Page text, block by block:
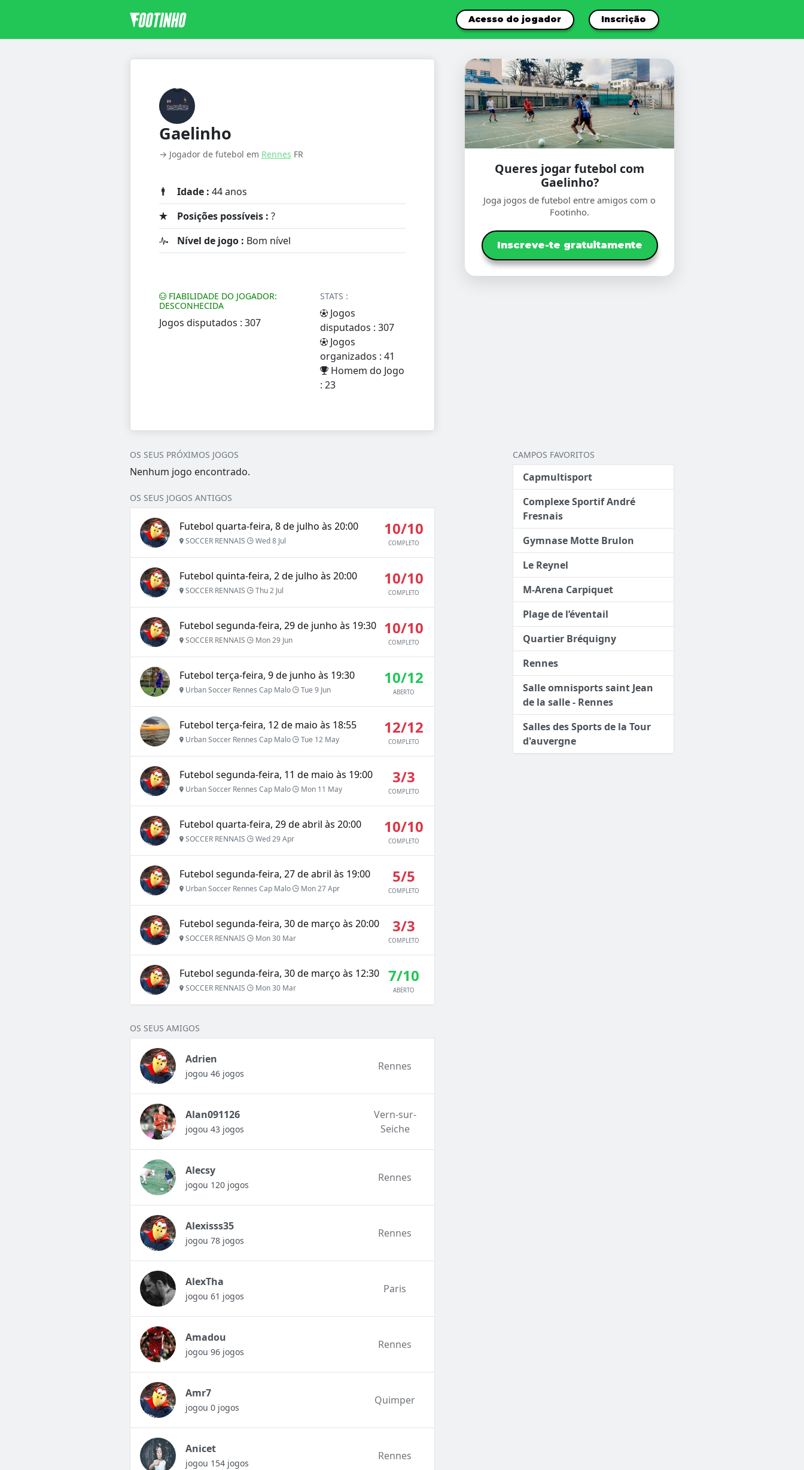
Acesso do jogador Inscrição
Gaelinho
→ Jogador de futebol em Rennes FR
Idade : 44 anos
Posições possíveis : ?
Nível de jogo : Bom nível
FIABILIDADE DO JOGADOR:
DESCONHECIDA
Jogos disputados : 307
STATS :
Jogos
disputados : 307
Jogos
organizados : 41
Homem do Jogo
: 23
Queres jogar futebol com
Gaelinho?
Joga jogos de futebol entre amigos com o
Footinho.
Inscreve-te gratuitamente
OS SEUS PRÓXIMOS JOGOS
Nenhum jogo encontrado.
OS SEUS JOGOS ANTIGOS
Futebol quarta-feira, 8 de julho às 20:00
SOCCER RENNAIS Wed 8 Jul
10/10
COMPLETO
Futebol quinta-feira, 2 de julho às 20:00
SOCCER RENNAIS Thu 2 Jul
10/10
COMPLETO
Futebol segunda-feira, 29 de junho às 19:30
SOCCER RENNAIS Mon 29 Jun
10/10
COMPLETO
Futebol terça-feira, 9 de junho às 19:30
Urban Soccer Rennes Cap Malo Tue 9 Jun
10/12
ABERTO
Futebol terça-feira, 12 de maio às 18:55
Urban Soccer Rennes Cap Malo Tue 12 May
12/12
COMPLETO
Futebol segunda-feira, 11 de maio às 19:00
Urban Soccer Rennes Cap Malo Mon 11 May
3/3
COMPLETO
Futebol quarta-feira, 29 de abril às 20:00
SOCCER RENNAIS Wed 29 Apr
10/10
COMPLETO
Futebol segunda-feira, 27 de abril às 19:00
Urban Soccer Rennes Cap Malo Mon 27 Apr
5/5
COMPLETO
Futebol segunda-feira, 30 de março às 20:00
SOCCER RENNAIS Mon 30 Mar
3/3
COMPLETO
Futebol segunda-feira, 30 de março às 12:30
SOCCER RENNAIS Mon 30 Mar
7/10
ABERTO
OS SEUS AMIGOS
Adrien
jogou 46 jogos
Rennes
Alan091126
jogou 43 jogos
Vern-sur-
Seiche
Alecsy
jogou 120 jogos
Rennes
Alexisss35
jogou 78 jogos
Rennes
AlexTha
jogou 61 jogos
Paris
Amadou
jogou 96 jogos
Rennes
Amr7
jogou 0 jogos
Quimper
Anicet
jogou 154 jogos
Rennes
CAMPOS FAVORITOS
Capmultisport
Complexe Sportif André
Fresnais
Gymnase Motte Brulon
Le Reynel
M-Arena Carpiquet
Plage de l’éventail
Quartier Bréquigny
Rennes
Salle omnisports saint Jean
de la salle - Rennes
Salles des Sports de la Tour
d'auvergne